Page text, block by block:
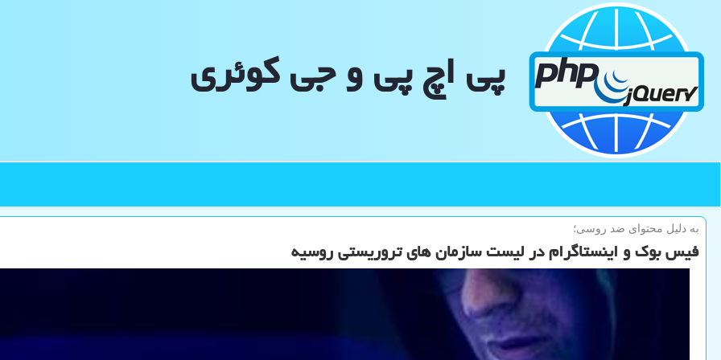
پی اچ پی و جی كوئری
به دلیل محتوای ضد روسی؛
فیس بوک و اینستاگرام در لیست سازمان های تروریستی روسیه